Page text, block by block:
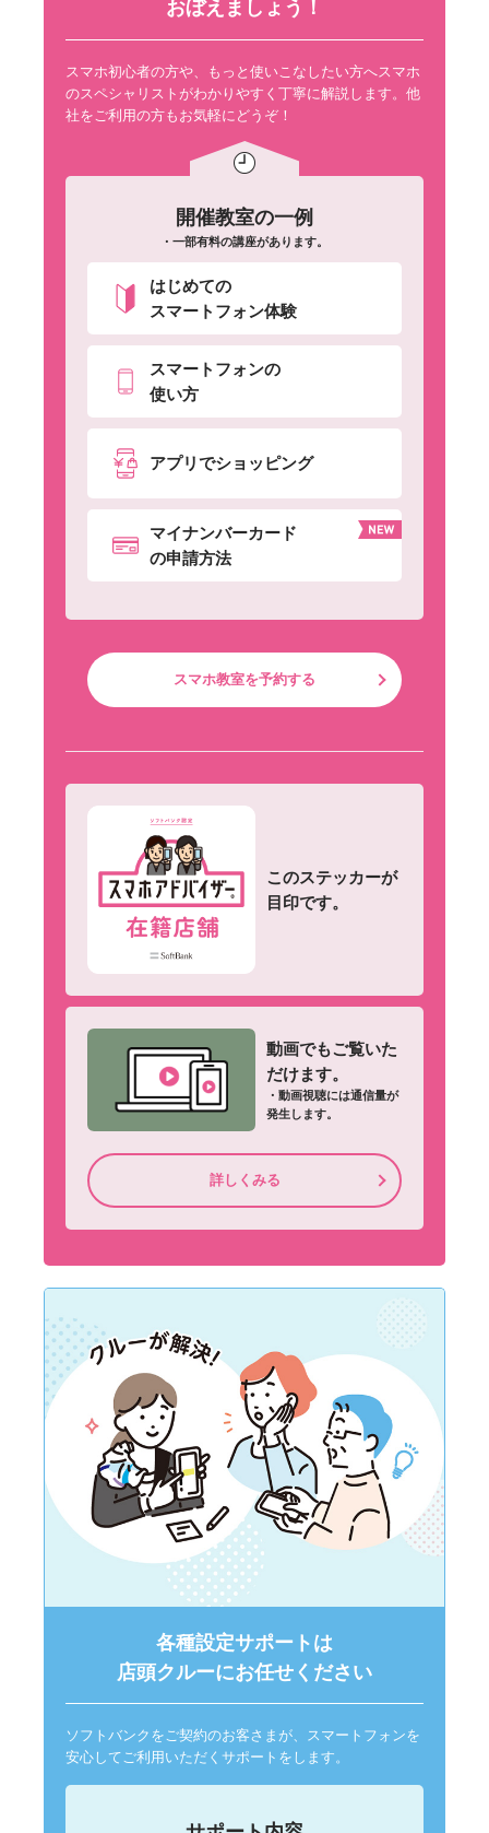
おぼえましょう！
スマホ初心者の方や、もっと使いこなしたい方へスマホ
のスペシャリストがわかりやすく丁寧に解説します。他
社をご利用の方もお気軽にどうぞ！
開催教室の一例
・一部有料の講座があります。
はじめての
スマートフォン体験
スマートフォンの
使い方
アプリでショッピング
マイナンバーカード
の申請方法
スマホ教室を予約する
このステッカーが
目印です。
動画でもご覧いた
だけます。
・動画視聴には通信量が
発生します。
詳しくみる
各種設定サポートは
店頭クルーにお任せください
ソフトバンクをご契約のお客さまが、スマートフォンを
安心してご利用いただくサポートをします。